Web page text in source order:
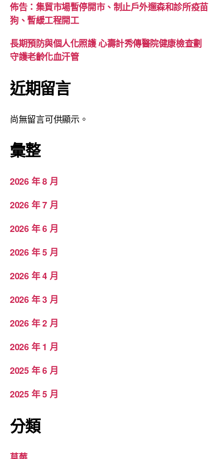
佈告：集貿市場暫停開市、制止戶外遛森和診所疫苗
狗、暫緩工程開工
長期預防與個人化照護 心壽計秀傳醫院健康檢查劃
守護老齡化血汗管
近期留言
尚無留言可供顯示。
彙整
2026 年 8 月
2026 年 7 月
2026 年 6 月
2026 年 5 月
2026 年 4 月
2026 年 3 月
2026 年 2 月
2026 年 1 月
2025 年 6 月
2025 年 5 月
分類